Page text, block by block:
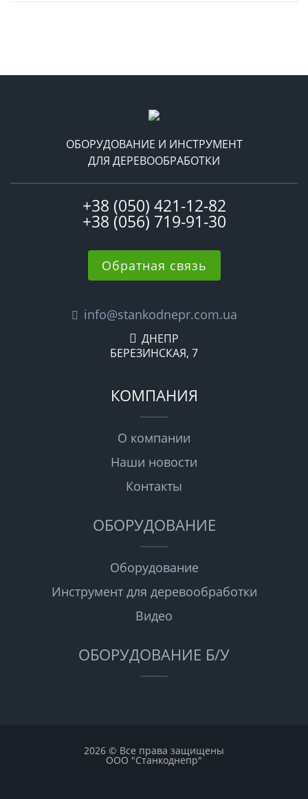
ОБОРУДОВАНИЕ И ИНСТРУМЕНТ
ДЛЯ ДЕРЕВООБРАБОТКИ
+38 (050) 421-12-82
+38 (056) 719-91-30
Обратная связь
info@stankodnepr.com.ua
ДНЕПР
БЕРЕЗИНСКАЯ, 7
КОМПАНИЯ
О компании
Наши новости
Контакты
ОБОРУДОВАНИЕ
Оборудование
Инструмент для деревообработки
Видео
ОБОРУДОВАНИЕ Б/У
2026 © Все права защищены
ООО "Станкоднепр"